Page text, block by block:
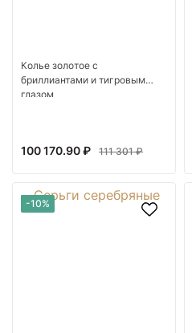
Колье золотое с
бриллиантами и тигровым
глазом
100 170.90 ₽ 111 301 ₽
-10%